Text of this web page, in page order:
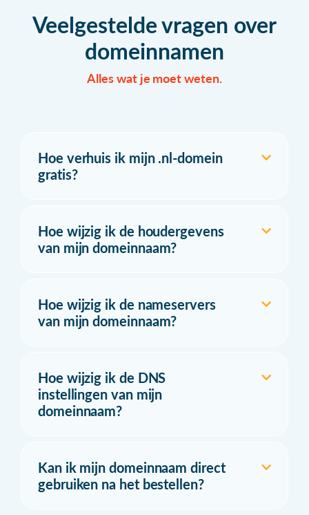
Veelgestelde vragen over
domeinnamen
Alles wat je moet weten.
Hoe verhuis ik mijn .nl-domein
gratis?
Hoe wijzig ik de houdergevens
van mijn domeinnaam?
Hoe wijzig ik de nameservers
van mijn domeinnaam?
Hoe wijzig ik de DNS
instellingen van mijn
domeinnaam?
Kan ik mijn domeinnaam direct
gebruiken na het bestellen?